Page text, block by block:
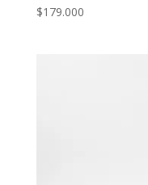
$179.000